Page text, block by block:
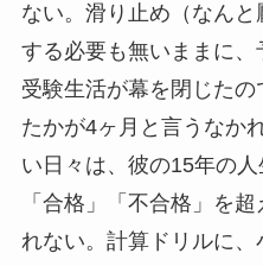
ない。滑り止め（なん
する必要も無いままに
受験生活が幕を閉じたの
たかが4ヶ月と言うなか
い日々は、彼の15年の人
「合格」「不合格」を
れない。計算ドリルに